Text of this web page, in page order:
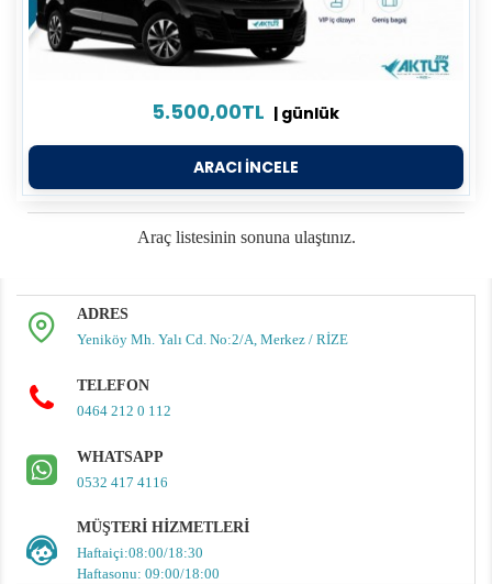
5.500,00TL | günlük
ARACI İNCELE
Araç listesinin sonuna ulaştınız.
ADRES
Yeniköy Mh. Yalı Cd. No:2/A, Merkez / RİZE
TELEFON
0464 212 0 112
WHATSAPP
0532 417 4116
MÜŞTERI HIZMETLERI
Haftaiçi:08:00/18:30
Haftasonu: 09:00/18:00